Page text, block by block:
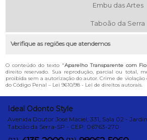
Embu das Artes
Taboão da Serra
Verifique as regiões que atendemos
O conteúdo do texto "Aparelho Transparente com
direito reservado. Sua reprodução, parcial ou total,
proibida sem a autorização do autor. Crime de
do Código Penal – Lei 9610/98 - Lei de direitos autorais.
Ideal Odonto Style
Avenida Doutor José Maciel, 331, Sala 02 -
Taboão da Serra-SP - CEP: 06763-270